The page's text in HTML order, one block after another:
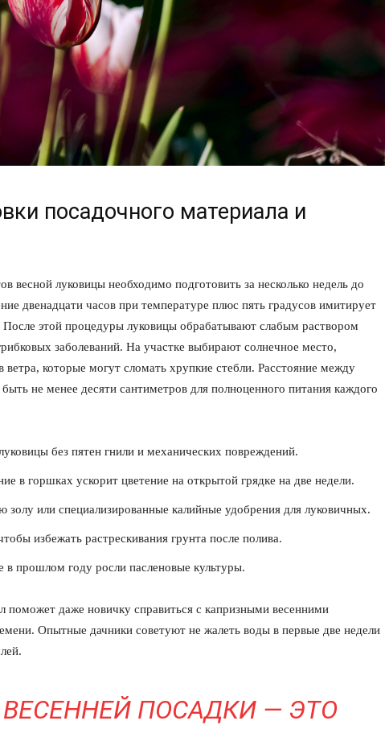
посадочного материала и
весной луковицы необходимо подготовить за несколько недель до
двенадцати часов при температуре плюс пять градусов имитирует
После этой процедуры луковицы обрабатывают слабым раствором
заболеваний. На участке выбирают солнечное место,
которые могут сломать хрупкие стебли. Расстояние между
не менее десяти сантиметров для полноценного питания каждого
без пятен гнили и механических повреждений.
в горшках ускорит цветение на открытой грядке на две недели.
золу или специализированные калийные удобрения для луковичных.
избежать растрескивания грунта после полива.
в прошлом году росли пасленовые культуры.
поможет даже новичку справиться с капризными весенними
Опытные дачники советуют не жалеть воды в первые две недели
ПОСАДКИ — ЭТО